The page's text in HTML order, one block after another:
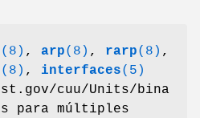
(8) , arp(8) , rarp(8) ,
(8) , interfaces(5)
cuu/Units/bina
para múltiples